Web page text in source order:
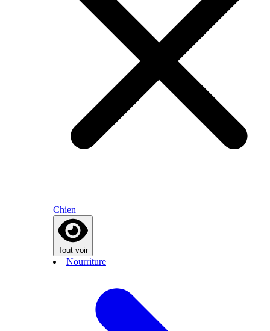
Chien
Tout voir
Nourriture